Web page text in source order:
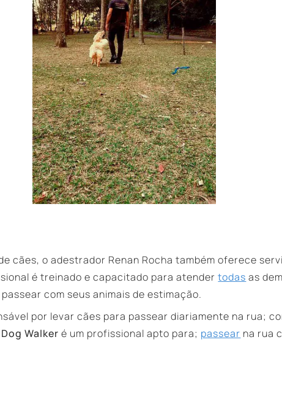
cães, o adestrador Renan Rocha também oferece
é treinado e capacitado para atendertodas as
com seus animais de estimação.
por levar cães para passear diariamente na rua;
Walker é um profissional apto para; passear na rua